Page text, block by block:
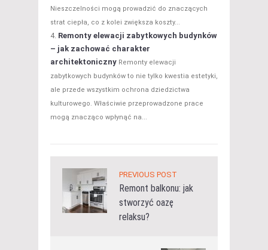
Nieszczelności mogą prowadzić do znaczących
strat ciepła, co z kolei zwiększa koszty...
Remonty elewacji zabytkowych budynków
– jak zachować charakter
architektoniczny Remonty elewacji
zabytkowych budynków to nie tylko kwestia estetyki,
ale przede wszystkim ochrona dziedzictwa
kulturowego. Właściwie przeprowadzone prace
mogą znacząco wpłynąć na...
PREVIOUS POST
Remont balkonu: jak
stworzyć oazę
relaksu?